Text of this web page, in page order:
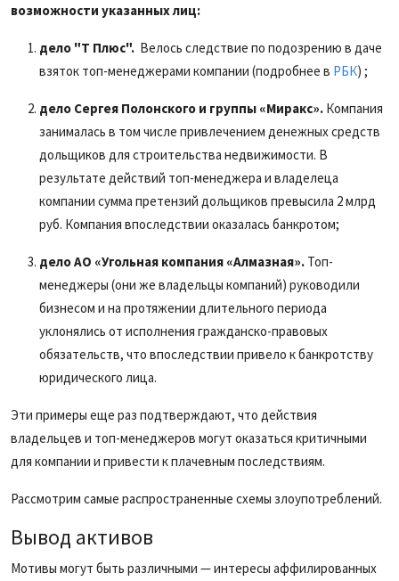
возможности указанных лиц:
дело "Т Плюс". Велось следствие по подозрению в даче
взяток топ-менеджерами компании (подробнее в РБК) ;
дело Сергея Полонского и группы «Миракс». Компания
занималась в том числе привлечением денежных средств
дольщиков для строительства недвижимости. В
результате действий топ-менеджера и владелеца
компании сумма претензий дольщиков превысила 2 млрд
руб. Компания впоследствии оказалась банкротом;
дело АО «Угольная компания «Алмазная». Топ-
менеджеры (они же владельцы компаний) руководили
бизнесом и на протяжении длительного периода
уклонялись от исполнения гражданско-правовых
обязательств, что впоследствии привело к банкротству
юридического лица.
Эти примеры еще раз подтверждают, что действия
владельцев и топ-менеджеров могут оказаться критичными
для компании и привести к плачевным последствиям.
Рассмотрим самые распространенные схемы злоупотреблений.
Вывод активов
Мотивы могут быть различными — интересы аффилированных